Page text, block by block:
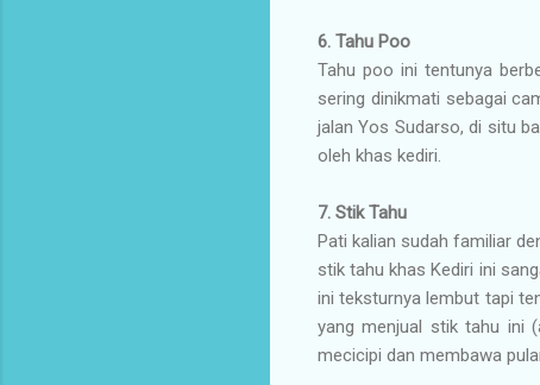
6. Tahu Poo
Tahu poo ini tentunya
sering dinikmati sebagai
jalan Yos Sudarso, di situ
oleh khas kediri.
7. Stik Tahu
Pati kalian sudah familiar
stik tahu khas Kediri ini
ini teksturnya lembut tapi
yang menjual stik tahu ini
mecicipi dan membawa